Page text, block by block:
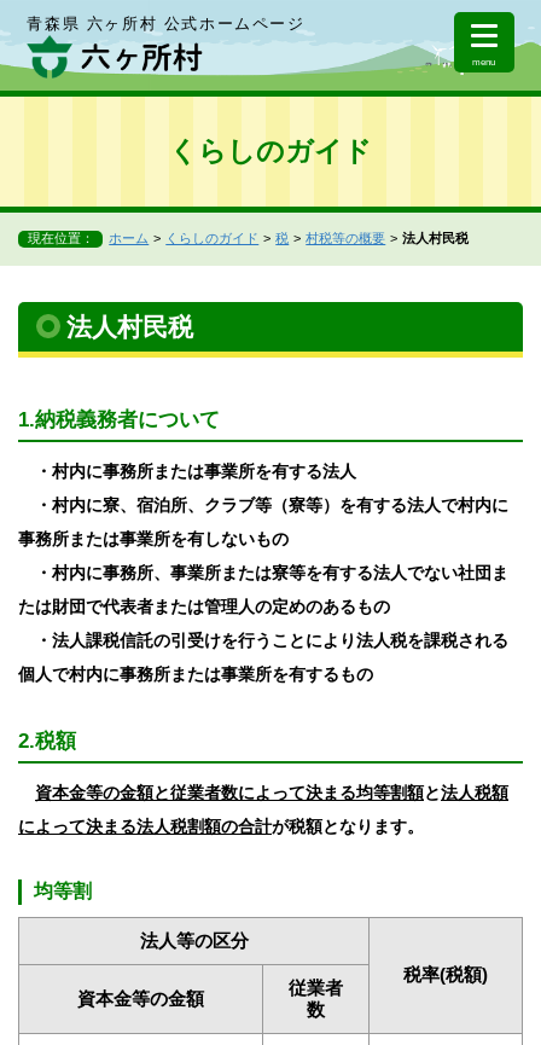
青森県 六ヶ所村 公式ホームページ
menu
くらしのガイド
現在位置： ホーム くらしのガイド 税 村税等の概要 法人村民税
法人村民税
1.納税義務者について
・村内に事務所または事業所を有する法人
・村内に寮、宿泊所、クラブ等（寮等）を有する法人で村内に
事務所または事業所を有しないもの
・村内に事務所、事業所または寮等を有する法人でない社団ま
たは財団で代表者または管理人の定めのあるもの
・法人課税信託の引受けを行うことにより法人税を課税される
個人で村内に事務所または事業所を有するもの
2.税額
資本金等の金額と従業者数によって決まる均等割額と法人税額
によって決まる法人税割額の合計が税額となります。
均等割
法人等の区分
税率(税額)
資本金等の金額
従業者
数